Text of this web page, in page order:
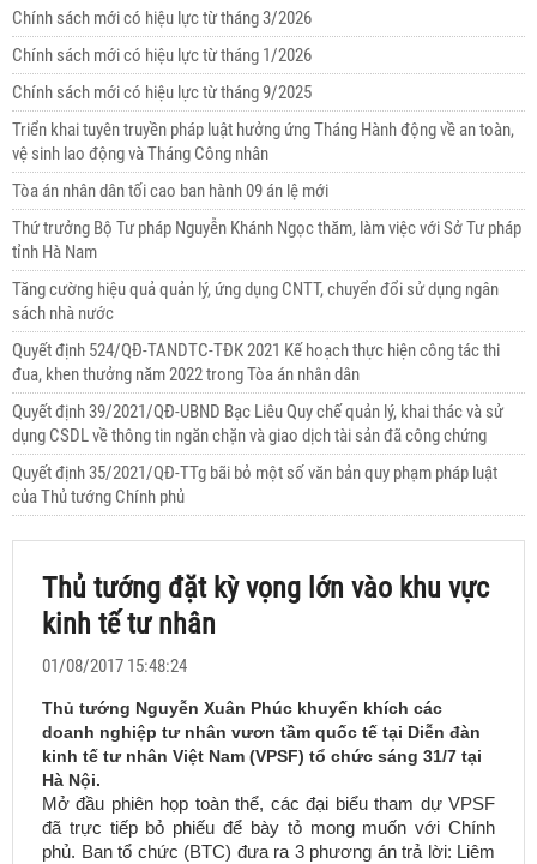
Chính sách mới có hiệu lực từ tháng 3/2026
Chính sách mới có hiệu lực từ tháng 1/2026
Chính sách mới có hiệu lực từ tháng 9/2025
Triển khai tuyên truyền pháp luật hưởng ứng Tháng Hành động về an toàn,
vệ sinh lao động và Tháng Công nhân
Tòa án nhân dân tối cao ban hành 09 án lệ mới
Thứ trưởng Bộ Tư pháp Nguyễn Khánh Ngọc thăm, làm việc với Sở Tư pháp
tỉnh Hà Nam
Tăng cường hiệu quả quản lý, ứng dụng CNTT, chuyển đổi sử dụng ngân
sách nhà nước
Quyết định 524/QĐ-TANDTC-TĐK 2021 Kế hoạch thực hiện công tác thi
đua, khen thưởng năm 2022 trong Tòa án nhân dân
Quyết định 39/2021/QĐ-UBND Bạc Liêu Quy chế quản lý, khai thác và sử
dụng CSDL về thông tin ngăn chặn và giao dịch tài sản đã công chứng
Quyết định 35/2021/QĐ-TTg bãi bỏ một số văn bản quy phạm pháp luật
của Thủ tướng Chính phủ
Thủ tướng đặt kỳ vọng lớn vào khu vực
kinh tế tư nhân
01/08/2017 15:48:24
Thủ tướng Nguyễn Xuân Phúc khuyến khích các
doanh nghiệp tư nhân vươn tầm quốc tế tại Diễn đàn
kinh tế tư nhân Việt Nam (VPSF) tổ chức sáng 31/7 tại
Hà Nội.
Mở đầu phiên họp toàn thể, các đại biểu tham dự VPSF
đã trực tiếp bỏ phiếu để bày tỏ mong muốn với Chính
phủ. Ban tổ chức (BTC) đưa ra 3 phương án trả lời: Liêm